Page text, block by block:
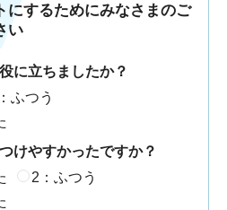
にするためにみなさまのご
い
に立ちましたか？
ふつう
けやすかったですか？
2：ふつう